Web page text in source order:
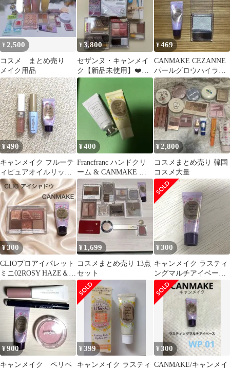
¥2,500
コスメ まとめ売り
メイク用品
¥3,800
セザンヌ・キャンメイ
ク【新品未使用】❤️ア
イシャドウ・チーク他
❤︎コスメまとめ売り
¥469
CANMAKE CEZANNE
パールグロウハイライ
ト アイベース セット
¥490
キャンメイク フルーテ
ィピュアオイルリップ
ポアレスクリアプライ
マー アイベース
¥400
Francfranc ハンドクリ
ーム & CANMAKE ア
イベースセット
¥2,800
コスメまとめ売り 韓国
コスメ大量
¥300
CLIOプロアイパレット
ミニ02ROSY HAZE＆
CANMAKE アイベース
¥ 1,699
コスメまとめ売り 13点
セット
¥300
キャンメイク ラスティ
ングマルチアイベース
WP01
¥900
キャンメイク ペリペ
¥399
キャンメイク ラスティ
¥300
CANMAKE/キャンメイ